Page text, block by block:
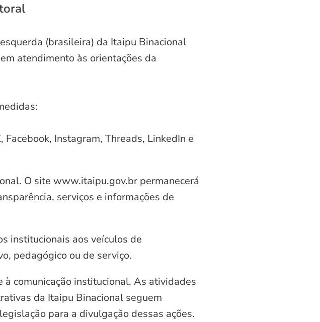
(brasileira) da Itaipu Binacional
atendimento às orientações da
Instagram, Threads, LinkedIn e
O site www.itaipu.gov.br permanecerá
serviços e informações de
institucionais aos veículos de
pedagógico ou de serviço.
comunicação institucional. As atividades
da Itaipu Binacional seguem
para a divulgação dessas ações.